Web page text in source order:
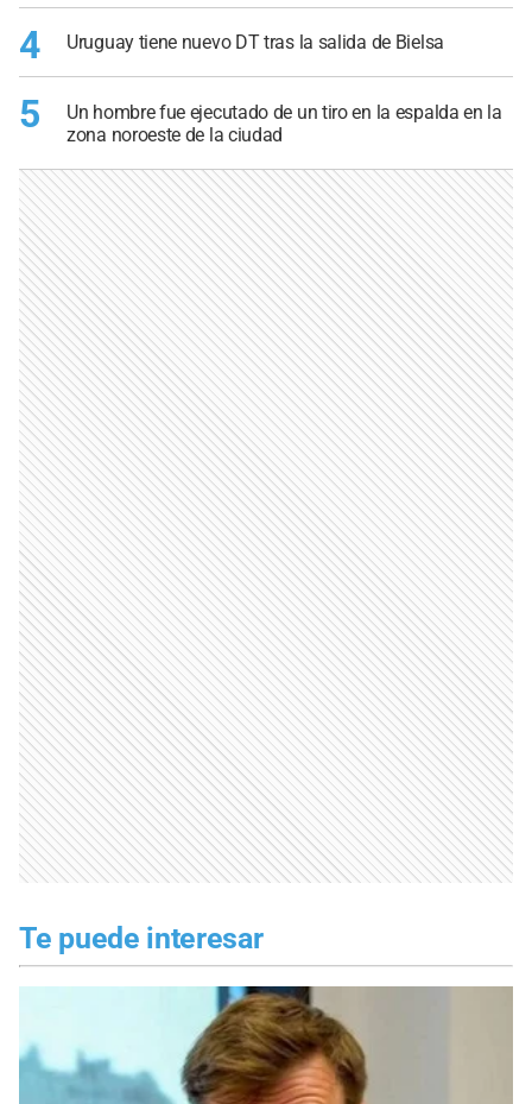
4 Uruguay tiene nuevo DT tras la salida de Bielsa
5
Un hombre fue ejecutado de un tiro en la espalda en la
zona noroeste de la ciudad
Te puede interesar